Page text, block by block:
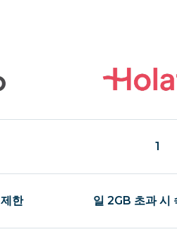
1
한 일 2GB 초과 시